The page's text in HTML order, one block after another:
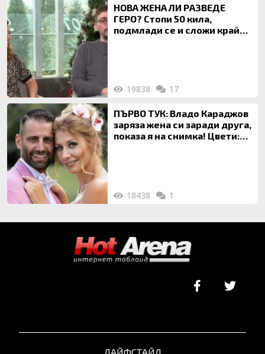
НОВА ЖЕНА ЛИ РАЗВЕДЕ
ГЕРО? Стопи 50 кила,
подмлади се и сложи край
19838 17
ПЪРВО ТУК: Владо Караджов
заряза жена си заради друга,
показа я на снимка! Цвети:
18438 1